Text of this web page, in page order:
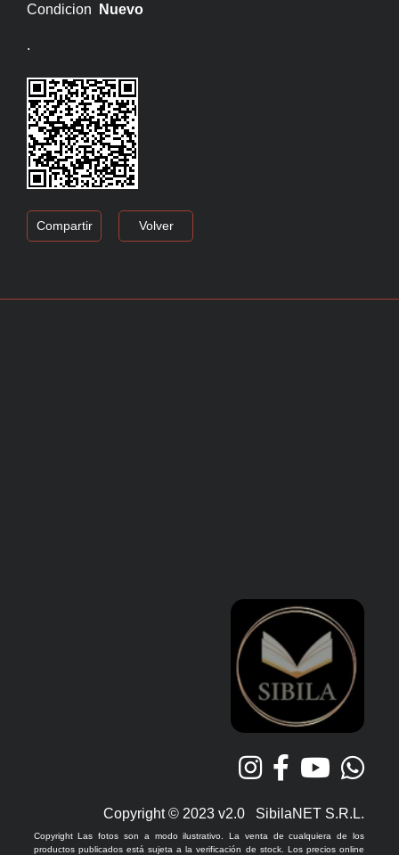
Condicion
Nuevo
.
Compartir Volver
Copyright © 2023 v2.0 SibilaNET S.R.L.
Copyright Las fotos son a modo ilustrativo. La venta de cualquiera de los
productos publicados está sujeta a la verificación de stock. Los precios online